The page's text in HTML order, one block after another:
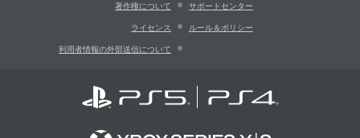
著作権について サポートセンター
ライセンス ルール＆ポリシー
利用者情報の外部送信について